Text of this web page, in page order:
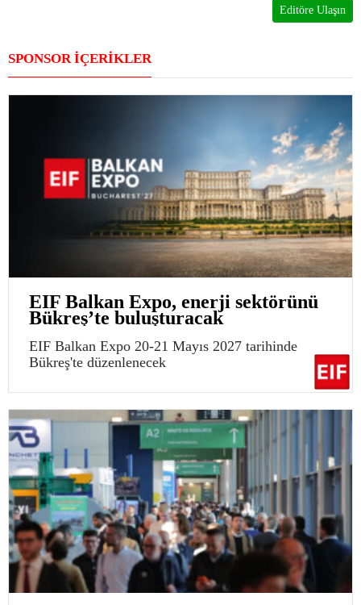
Editöre Ulaşın
SPONSOR İÇERİKLER
EIF Balkan Expo, enerji sektörünü
Bükreş’te buluşturacak
EIF Balkan Expo 20-21 Mayıs 2027 tarihinde
Bükreş'te düzenlenecek